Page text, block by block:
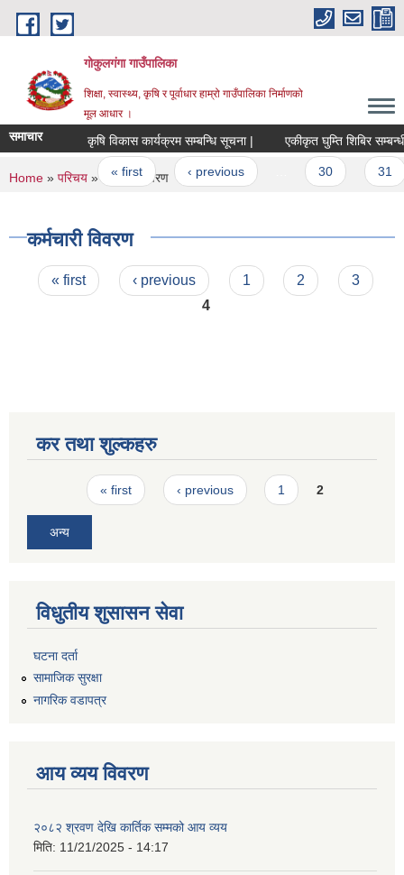
Skip to main content
गोकुलगंगा गाउँपालिका
शिक्षा, स्वास्थ्य, कृषि र पूर्वाधार हाम्रो गाउँपालिका निर्माणको
मूल आधार ।
समाचार कृषि विकास कार्यक्रम सम्बन्धि सूचना | एकीकृत घुम्ति शिबिर
Pages
« first ‹ previous 30 31
You are here
Home » परिचय » कर्मचारी विवरण
कर्मचारी विवरण
Pages
« first ‹ previous 1 2
3
4
कर तथा शुल्कहरु
Pages« first ‹ previous 1 2
अन्य
विधुतीय शुसासन सेवा
घटना दर्ता
सामाजिक सुरक्षा
नागरिक वडापत्र
आय व्यय विवरण
२०८२ श्रवण देखि कार्तिक सम्मको आय व्यय
मिति: 11/21/2025 - 14:17